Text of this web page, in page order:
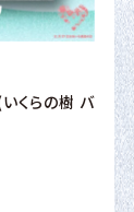
くらの樹 バ